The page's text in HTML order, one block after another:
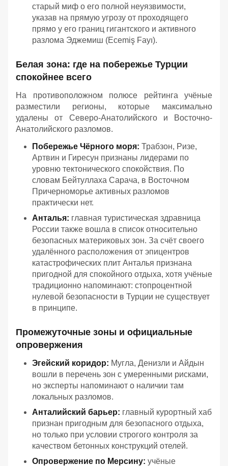
старый миф о его полной неуязвимости,
указав на прямую угрозу от проходящего
прямо у его границ гигантского и активного
разлома Эджемиш (Ecemiş Fayı).
Белая зона: где на побережье Турции
спокойнее всего
На противоположном полюсе рейтинга учёные
разместили регионы, которые максимально
удалены от Северо-Анатолийского и Восточно-
Анатолийского разломов.
Побережье Чёрного моря: Трабзон, Ризе,
Артвин и Гиресун признаны лидерами по
уровню тектонического спокойствия. По
словам Бейтуллаха Сарача, в Восточном
Причерноморье активных разломов
практически нет.
Анталья: главная туристическая здравница
России также вошла в список относительно
безопасных материковых зон. За счёт своего
удалённого расположения от эпицентров
катастрофических плит Анталья признана
пригодной для спокойного отдыха, хотя учёные
традиционно напоминают: стопроцентной
нулевой безопасности в Турции не существует
в принципе.
Промежуточные зоны и официальные
опровержения
Эгейский коридор: Мугла, Денизли и Айдын
вошли в перечень зон с умеренными рисками,
но эксперты напоминают о наличии там
локальных разломов.
Анталийский барьер: главный курортный хаб
признан пригодным для безопасного отдыха,
но только при условии строгого контроля за
качеством бетонных конструкций отелей.
Опровержение по Мерсину: учёные